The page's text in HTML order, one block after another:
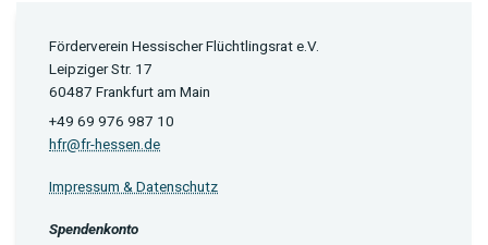
Förderverein Hessischer Flüchtlingsrat e.V.
Leipziger Str. 17
60487 Frankfurt am Main
+49 69 976 987 10
hfr@fr-hessen.de
Impressum & Datenschutz
Spendenkonto